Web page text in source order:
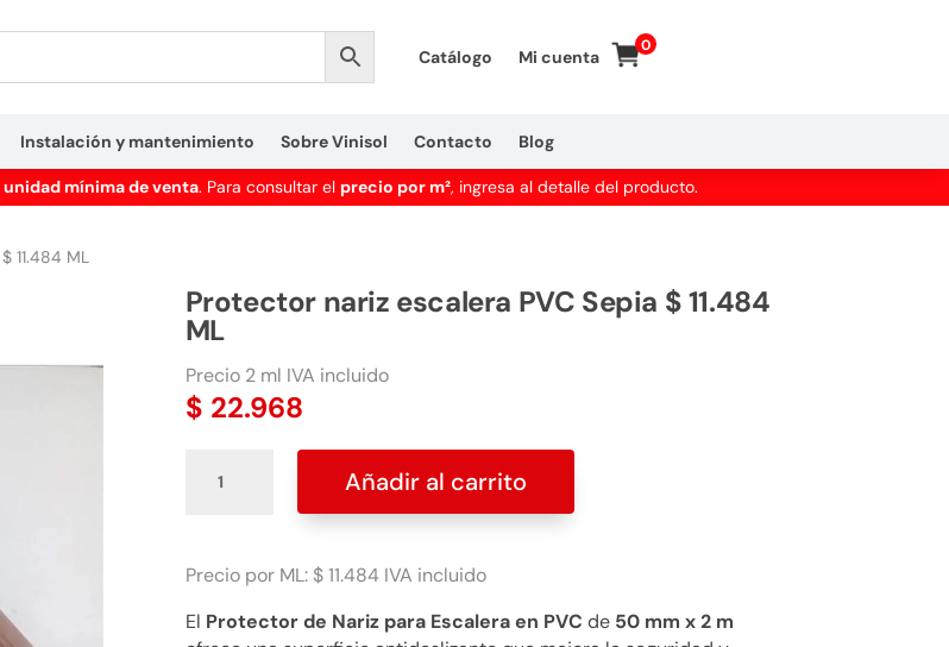
Catálogo Mi cuenta
0
Instalación y mantenimiento Sobre Vinisol Contacto Blog
unidad mínima de venta. Para consultar el precio por m², ingresa al detalle del producto.
11.484 ML
Protector nariz escalera PVC Sepia $ 11.484
ML
Precio 2 ml IVA incluido
$ 22.968
Sepia
11.484
Añadir al carrito
Precio por ML: $ 11.484 IVA incluido
El Protector de Nariz para Escalera en PVC de 50 mm x 2 m